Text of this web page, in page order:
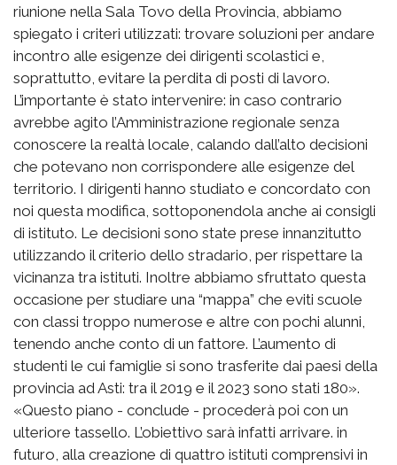
riunione nella Sala Tovo della Provincia, abbiamo
spiegato i criteri utilizzati: trovare soluzioni per andare
incontro alle esigenze dei dirigenti scolastici e,
soprattutto, evitare la perdita di posti di lavoro.
L’importante è stato intervenire: in caso contrario
avrebbe agito l’Amministrazione regionale senza
conoscere la realtà locale, calando dall’alto decisioni
che potevano non corrispondere alle esigenze del
territorio. I dirigenti hanno studiato e concordato con
noi questa modifica, sottoponendola anche ai consigli
di istituto. Le decisioni sono state prese innanzitutto
utilizzando il criterio dello stradario, per rispettare la
vicinanza tra istituti. Inoltre abbiamo sfruttato questa
occasione per studiare una “mappa” che eviti scuole
con classi troppo numerose e altre con pochi alunni,
tenendo anche conto di un fattore. L’aumento di
studenti le cui famiglie si sono trasferite dai paesi della
provincia ad Asti: tra il 2019 e il 2023 sono stati 180».
«Questo piano - conclude - procederà poi con un
ulteriore tassello. L’obiettivo sarà infatti arrivare. in
futuro, alla creazione di quattro istituti comprensivi in